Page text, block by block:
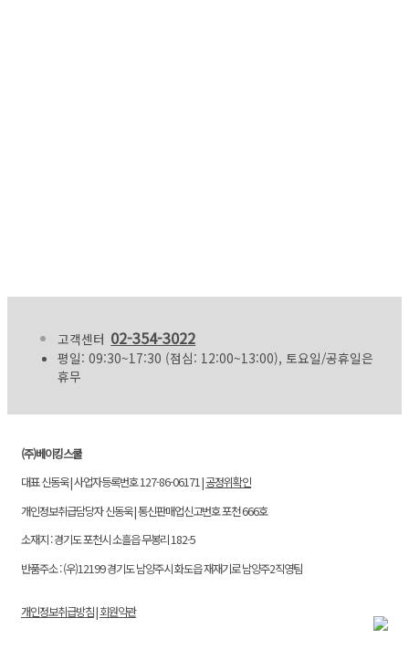
고객센터 02-354-3022
평일: 09:30~17:30 (점심: 12:00~13:00), 토요일/공휴일은
휴무
(주)베이킹스쿨
대표 신동욱 | 사업자등록번호 127-86-06171 |공정위확인
개인정보취급담당자 신동욱 | 통신판매업신고번호 포천 666호
소재지 : 경기도 포천시 소흘읍 무봉리 182-5
반품주소 : (우)12199 경기도 남양주시 화도읍 재재기로 남양주2직영팀
개인정보취급방침|회원약관